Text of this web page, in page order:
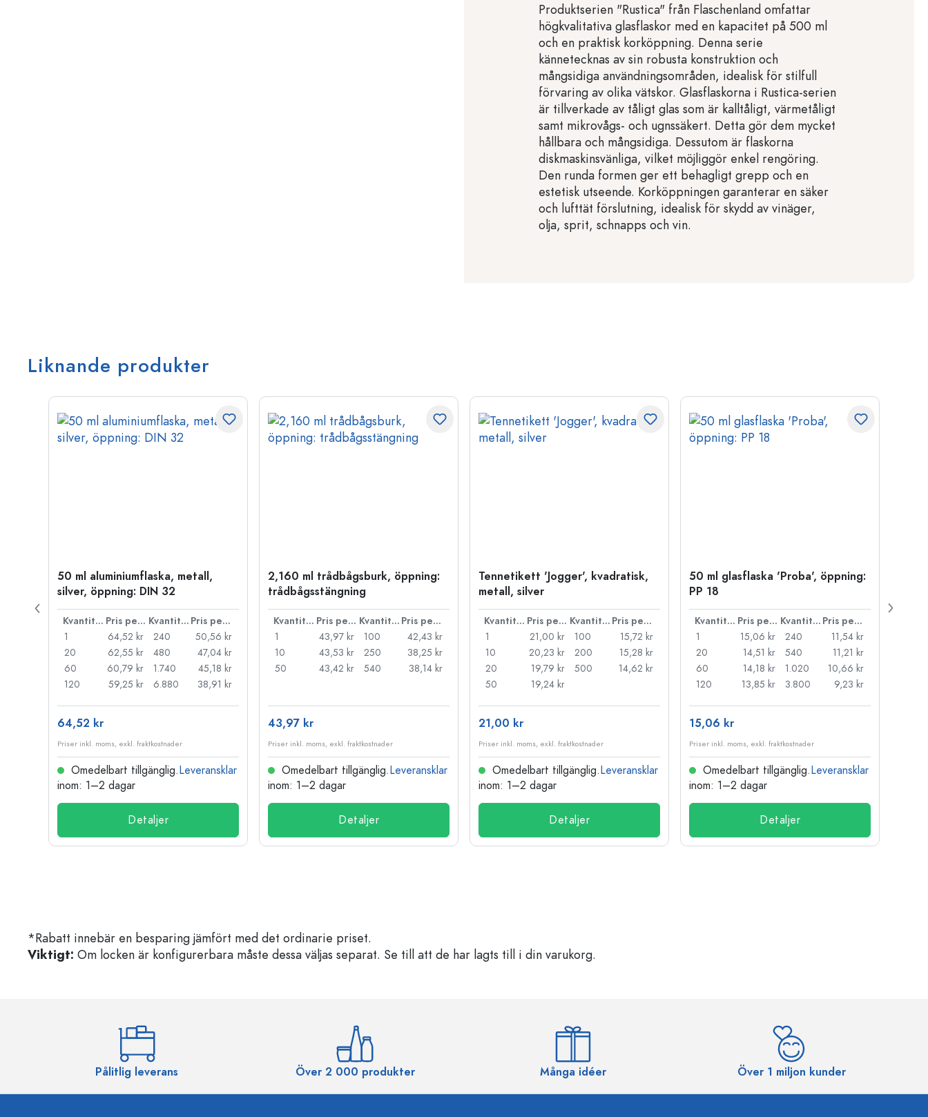
Produktserien "Rustica" från Flaschenland omfattar
högkvalitativa glasflaskor med en kapacitet på 500 ml
och en praktisk korköppning. Denna serie
kännetecknas av sin robusta konstruktion och
mångsidiga användningsområden, idealisk för stilfull
förvaring av olika vätskor. Glasflaskorna i Rustica-serien
är tillverkade av tåligt glas som är kalltåligt, värmetåligt
samt mikrovågs- och ugnssäkert. Detta gör dem mycket
hållbara och mångsidiga. Dessutom är flaskorna
diskmaskinsvänliga, vilket möjliggör enkel rengöring.
Den runda formen ger ett behagligt grepp och en
estetisk utseende. Korköppningen garanterar en säker
och lufttät förslutning, idealisk för skydd av vinäger,
olja, sprit, schnapps och vin.
Liknande produkter
50 ml aluminiumflaska, metall,
silver, öppning: DIN 32
Kvantitet Pris per styck Kvantitet
Pris per styck
1
64,52 kr
20
62,55 kr
60
60,79 kr
120
59,25 kr
240
50,56 kr
480
47,04 kr
1.740
45,18 kr
6.880
38,91 kr
64,52 kr
Priser inkl. moms, exkl. fraktkostnader
Omedelbart tillgänglig.Leveransklar
inom: 1–2 dagar
Detaljer
2,160 ml trådbågsburk, öppning:
trådbågsstängning
Kvantitet Pris per styck Kvantitet
Pris per styck
1
43,97 kr
10
43,53 kr
50
43,42 kr
100
42,43 kr
250
38,25 kr
540
38,14 kr
43,97 kr
Priser inkl. moms, exkl. fraktkostnader
Omedelbart tillgänglig.Leveransklar
inom: 1–2 dagar
Detaljer
Tennetikett 'Jogger', kvadratisk,
metall, silver
Kvantitet Pris per styck Kvantitet
Pris per styck
1
21,00 kr
10
20,23 kr
20
19,79 kr
50
19,24 kr
100
15,72 kr
200
15,28 kr
500
14,62 kr
21,00 kr
Priser inkl. moms, exkl. fraktkostnader
Omedelbart tillgänglig.Leveransklar
inom: 1–2 dagar
Detaljer
50 ml glasflaska 'Proba', öppning:
PP 18
Kvantitet Pris per styck Kvantitet
Pris per styck
1
15,06 kr
20
14,51 kr
60
14,18 kr
120
13,85 kr
240
11,54 kr
540
11,21 kr
1.020
10,66 kr
3.800
9,23 kr
15,06 kr
Priser inkl. moms, exkl. fraktkostnader
Omedelbart tillgänglig.Leveransklar
inom: 1–2 dagar
Detaljer
*Rabatt innebär en besparing jämfört med det ordinarie priset.
Viktigt: Om locken är konfigurerbara måste dessa väljas separat. Se till att de har lagts till i din varukorg.
Pålitlig leverans Över 2 000 produkter Många idéer Över 1 miljon kunder